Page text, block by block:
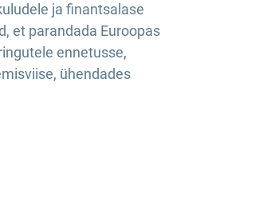
ja finantsalase
et parandada Euroopas
ennetusse,
ühendades